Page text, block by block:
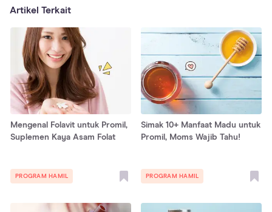
Artikel Terkait
Mengenal Folavit untuk Promil,
Suplemen Kaya Asam Folat
PROGRAM HAMIL
Simak 10+ Manfaat Madu untuk
Promil, Moms Wajib Tahu!
PROGRAM HAMIL